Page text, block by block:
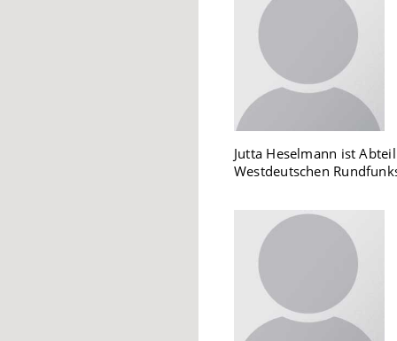
Jutta Heselmann ist
Westdeutschen